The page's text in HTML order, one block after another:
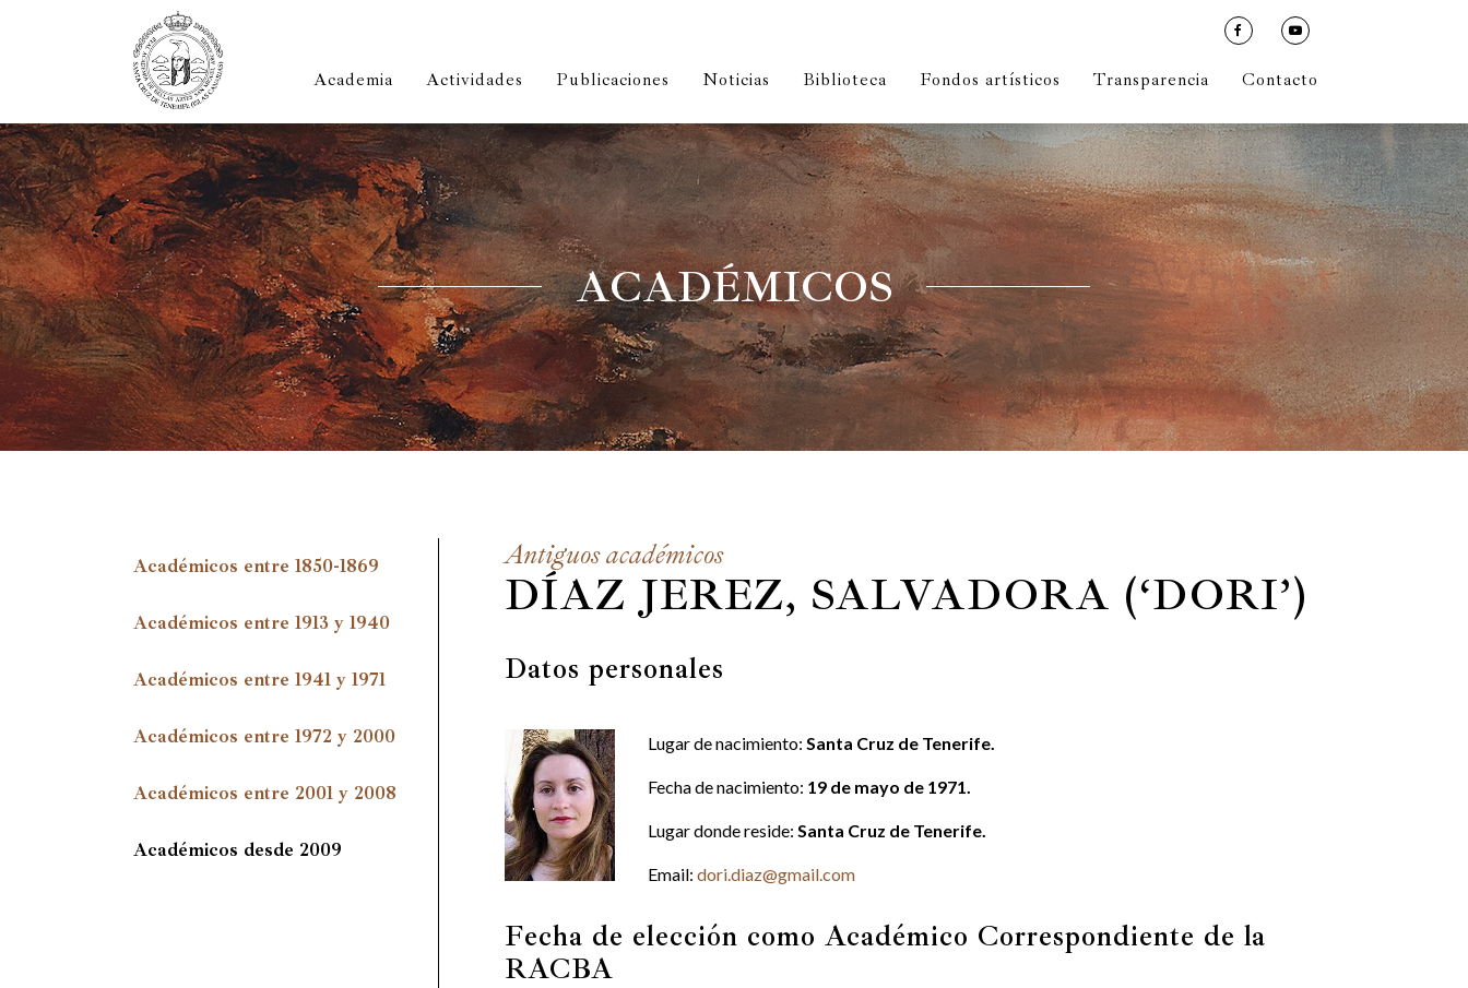
Academia Actividades Publicaciones Noticias Biblioteca Fondos artísticos Transparencia Contacto
ACADÉMICOS
Académicos entre 1850-1869
Académicos entre 1913 y 1940
Académicos entre 1941 y 1971
Académicos entre 1972 y 2000
Académicos entre 2001 y 2008
Académicos desde 2009
Antiguos académicos
DÍAZ JEREZ, SALVADORA (‘DORI’)
Datos personales
Lugar de nacimiento:Santa Cruz de Tenerife.
Fecha de nacimiento: 19 de mayo de 1971.
Lugar donde reside:Santa Cruz de Tenerife.
Email:dori.diaz@gmail.com
Fecha de elección como Académico Correspondiente de la
RACBA